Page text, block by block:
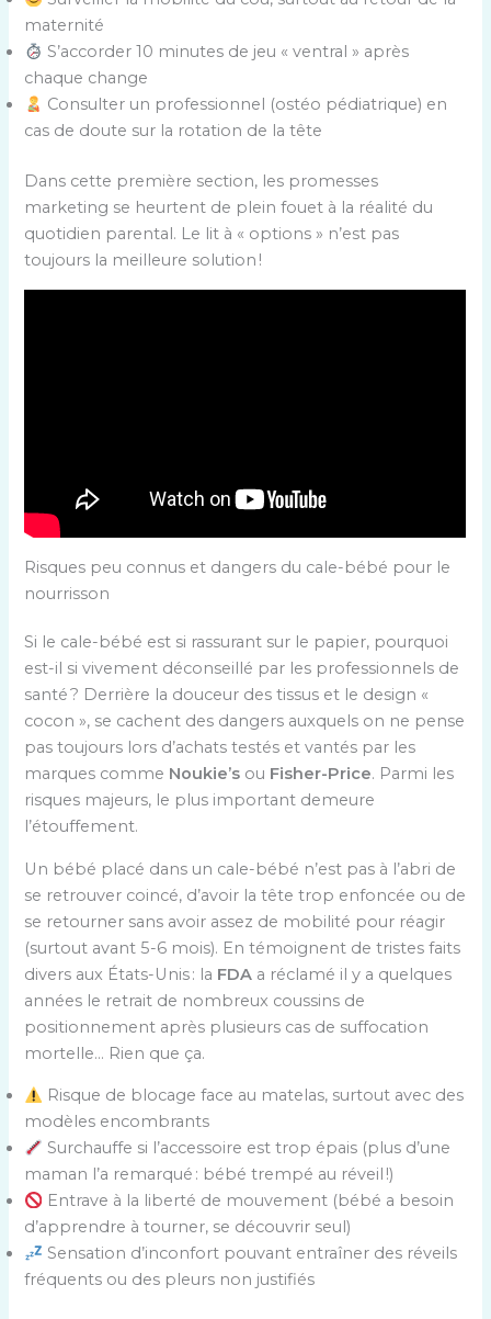
maternité
S’accorder 10 minutes de jeu « ventral » après
chaque change
Consulter un professionnel (ostéo pédiatrique) en
cas de doute sur la rotation de la tête
Dans cette première section, les promesses
marketing se heurtent de plein fouet à la réalité du
quotidien parental. Le lit à « options » n’est pas
toujours la meilleure solution !
Risques peu connus et dangers du cale-bébé pour le
nourrisson
Si le cale-bébé est si rassurant sur le papier, pourquoi
est-il si vivement déconseillé par les professionnels de
santé ? Derrière la douceur des tissus et le design «
cocon », se cachent des dangers auxquels on ne pense
pas toujours lors d’achats testés et vantés par les
marques comme Noukie’s ou Fisher-Price. Parmi les
risques majeurs, le plus important demeure
l’étouffement.
Un bébé placé dans un cale-bébé n’est pas à l’abri de
se retrouver coincé, d’avoir la tête trop enfoncée ou de
se retourner sans avoir assez de mobilité pour réagir
(surtout avant 5-6 mois). En témoignent de tristes faits
divers aux États-Unis : la FDA a réclamé il y a quelques
années le retrait de nombreux coussins de
positionnement après plusieurs cas de suffocation
mortelle… Rien que ça.
Risque de blocage face au matelas, surtout avec des
modèles encombrants
Surchauffe si l’accessoire est trop épais (plus d’une
maman l’a remarqué : bébé trempé au réveil !)
Entrave à la liberté de mouvement (bébé a besoin
d’apprendre à tourner, se découvrir seul)
Sensation d’inconfort pouvant entraîner des réveils
fréquents ou des pleurs non justifiés